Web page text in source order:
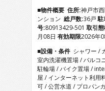
■物件概要 住所:神戸市
ンション 総戸数:36戸駐
号:80913429-501 取引
月08日 有効期限2026年
■設備・条件 シャワー /
室内洗濯機置場 / バルコ
駐輪場 / バイク置場 /
屋 / インターネット利用
可 / 公営水道 / プロパン